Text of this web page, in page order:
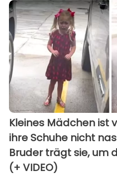
Kleines Mädchen ist
ihre Schuhe nicht
Bruder trägt sie, um
(+ VIDEO)